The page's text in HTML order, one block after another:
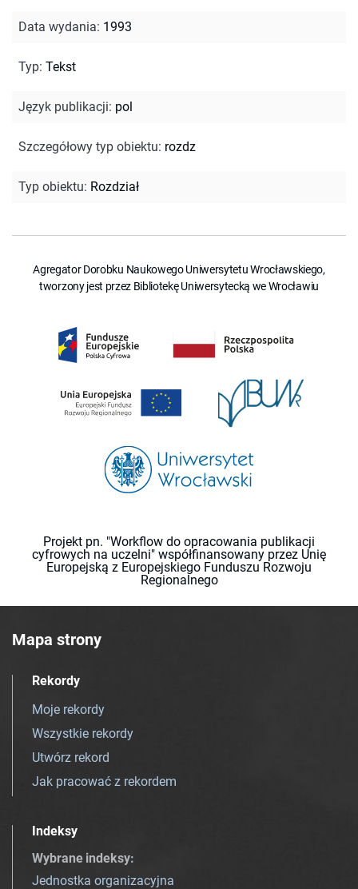
Data wydania: 1993
Typ: Tekst
Język publikacji: pol
Szczegółowy typ obiektu: rozdz
Typ obiektu: Rozdział
Agregator Dorobku Naukowego Uniwersytetu Wrocławskiego,
tworzony jest przez Bibliotekę Uniwersytecką we Wrocławiu
Projekt pn. "Workflow do opracowania publikacji
cyfrowych na uczelni" współfinansowany przez Unię
Europejską z Europejskiego Funduszu Rozwoju
Regionalnego
Mapa strony
Rekordy
Moje rekordy
Wszystkie rekordy
Utwórz rekord
Jak pracować z rekordem
Indeksy
Wybrane indeksy:
Jednostka organizacyjna